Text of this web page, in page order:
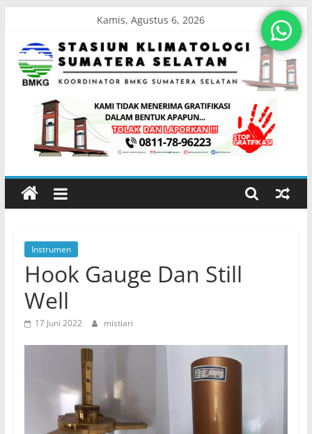
content
Kamis, Agustus 6, 2026
Stasiun
Klimatologi
Sumatera
Koordinator
BMKG
Sumatera
Selatan
Instrumen
Hook Gauge Dan Still
Well
17 Juni 2022 mistiari